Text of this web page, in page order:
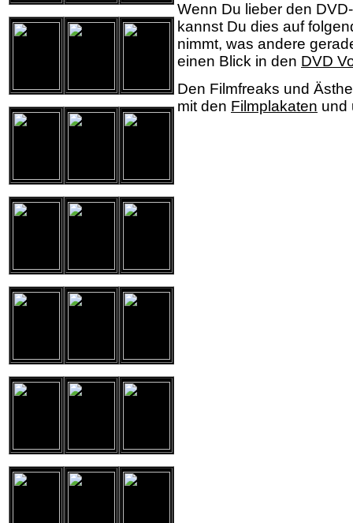
Wenn Du lieber den
kannst Du dies auf
nimmt, was andere
einen Blick in den DVD
Den Filmfreaks und
mit den Filmplakaten und